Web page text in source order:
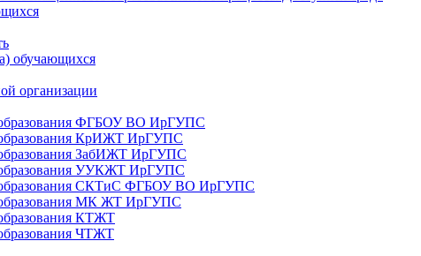
обучающихся
организации
образования ФГБОУ ВО ИрГУПС
образования КрИЖТ ИрГУПС
образования ЗабИЖТ ИрГУПС
образования УУКЖТ ИрГУПС
образования СКТиС ФГБОУ ВО ИрГУПС
образования МК ЖТ ИрГУПС
КТЖТ
ЧТЖТ